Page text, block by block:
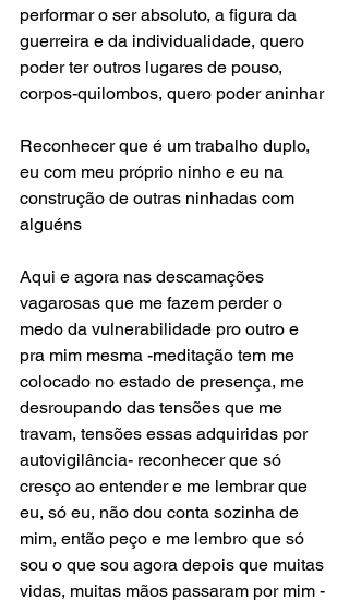
performar o ser absoluto, a figura da
guerreira e da individualidade, quero
poder ter outros lugares de pouso,
corpos-quilombos, quero poder aninhar
Reconhecer que é um trabalho duplo,
eu com meu próprio ninho e eu na
construção de outras ninhadas com
alguéns
Aqui e agora nas descamações
vagarosas que me fazem perder o
medo da vulnerabilidade pro outro e
pra mim mesma -meditação tem me
colocado no estado de presença, me
desroupando das tensões que me
travam, tensões essas adquiridas por
autovigilância- reconhecer que só
cresço ao entender e me lembrar que
eu, só eu, não dou conta sozinha de
mim, então peço e me lembro que só
sou o que sou agora depois que muitas
vidas, muitas mãos passaram por mim -